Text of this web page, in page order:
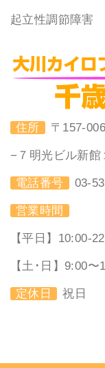
起立性調節障害
住所 〒157-
−７明光ビル新館
電話番号 03-
営業時間
【平日】10:00-
【土･日】9:00〜
定休日 祝日